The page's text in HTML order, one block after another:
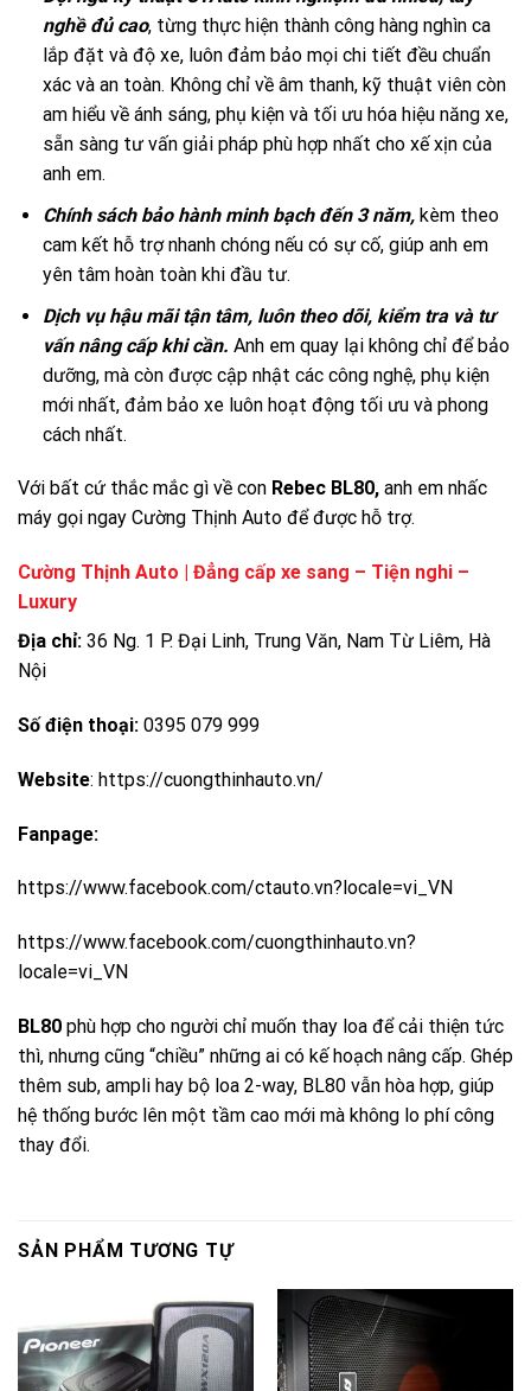
nghề đủ cao, từng thực hiện thành công hàng nghìn ca
lắp đặt và độ xe, luôn đảm bảo mọi chi tiết đều chuẩn
xác và an toàn. Không chỉ về âm thanh, kỹ thuật viên còn
am hiểu về ánh sáng, phụ kiện và tối ưu hóa hiệu năng xe,
sẵn sàng tư vấn giải pháp phù hợp nhất cho xế xịn của
anh em.
Chính sách bảo hành minh bạch đến 3 năm, kèm theo
cam kết hỗ trợ nhanh chóng nếu có sự cố, giúp anh em
yên tâm hoàn toàn khi đầu tư.
Dịch vụ hậu mãi tận tâm, luôn theo dõi, kiểm tra và tư
vấn nâng cấp khi cần. Anh em quay lại không chỉ để bảo
dưỡng, mà còn được cập nhật các công nghệ, phụ kiện
mới nhất, đảm bảo xe luôn hoạt động tối ưu và phong
cách nhất.
Với bất cứ thắc mắc gì về con Rebec BL80, anh em nhấc
máy gọi ngay Cường Thịnh Auto để được hỗ trợ.
Cường Thịnh Auto | Đẳng cấp xe sang – Tiện nghi –
Luxury
Địa chỉ: 36 Ng. 1 P. Đại Linh, Trung Văn, Nam Từ Liêm, Hà
Nội
Số điện thoại: 0395 079 999
Website: https://cuongthinhauto.vn/
Fanpage:
https://www.facebook.com/ctauto.vn?locale=vi_VN
https://www.facebook.com/cuongthinhauto.vn?
locale=vi_VN
BL80 phù hợp cho người chỉ muốn thay loa để cải thiện tức
thì, nhưng cũng “chiều” những ai có kế hoạch nâng cấp. Ghép
thêm sub, ampli hay bộ loa 2-way, BL80 vẫn hòa hợp, giúp
hệ thống bước lên một tầm cao mới mà không lo phí công
thay đổi.
SẢN PHẨM TƯƠNG TỰ